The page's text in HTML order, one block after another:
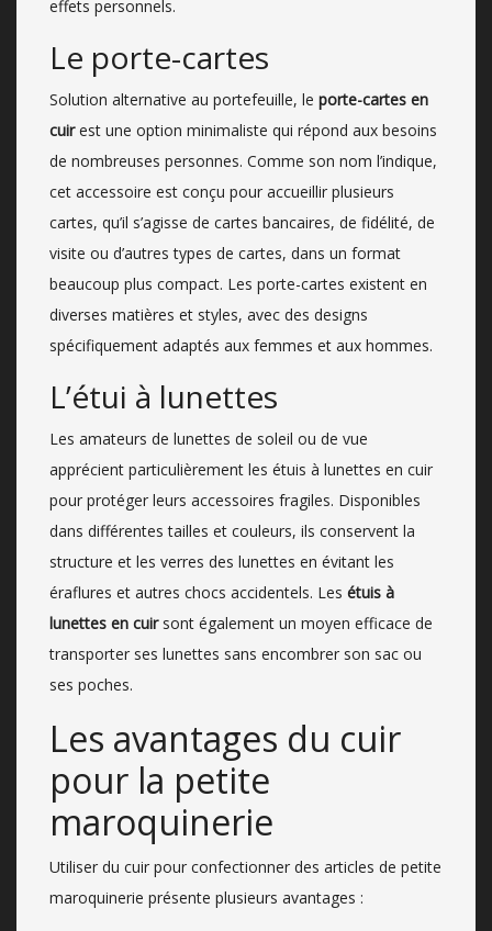
effets personnels.
Le porte-cartes
Solution alternative au portefeuille, le porte-cartes en
cuirest une option minimaliste qui répond aux besoins
de nombreuses personnes. Comme son nom l’indique,
cet accessoire est conçu pour accueillir plusieurs
cartes, qu’il s’agisse de cartes bancaires, de fidélité, de
visite ou d’autres types de cartes, dans un format
beaucoup plus compact. Les porte-cartes existent en
diverses matières et styles, avec des designs
spécifiquement adaptés aux femmes et aux hommes.
L’étui à lunettes
Les amateurs de lunettes de soleil ou de vue
apprécient particulièrement les étuis à lunettes en cuir
pour protéger leurs accessoires fragiles. Disponibles
dans différentes tailles et couleurs, ils conservent la
structure et les verres des lunettes en évitant les
éraflures et autres chocs accidentels. Les étuis à
lunettes en cuirsont également un moyen efficace de
transporter ses lunettes sans encombrer son sac ou
ses poches.
Les avantages du cuir
pour la petite
maroquinerie
Utiliser du cuir pour confectionner des articles de petite
maroquinerie présente plusieurs avantages :